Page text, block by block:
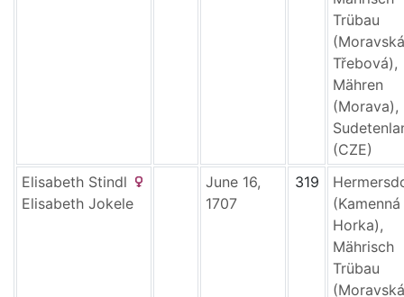
Trübau
(Moravská
Třebová),
Mähren
(Morava),
(CZE)
Elisabeth Stindl
Elisabeth Jokele
June 16,
1707
319
(Kamenná
Horka),
Mährisch
Trübau
(Moravská